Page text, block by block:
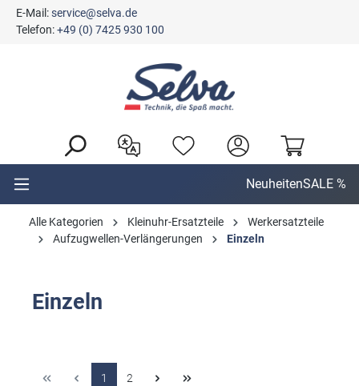
springen
E-Mail:service@selva.de
Telefon:+49 (0) 7425 930 100
NeuheitenSALE %
Alle Kategorien Kleinuhr-Ersatzteile
Werkersatzteile
Aufzugwellen-Verlängerungen
Einzeln
Einzeln
1 2